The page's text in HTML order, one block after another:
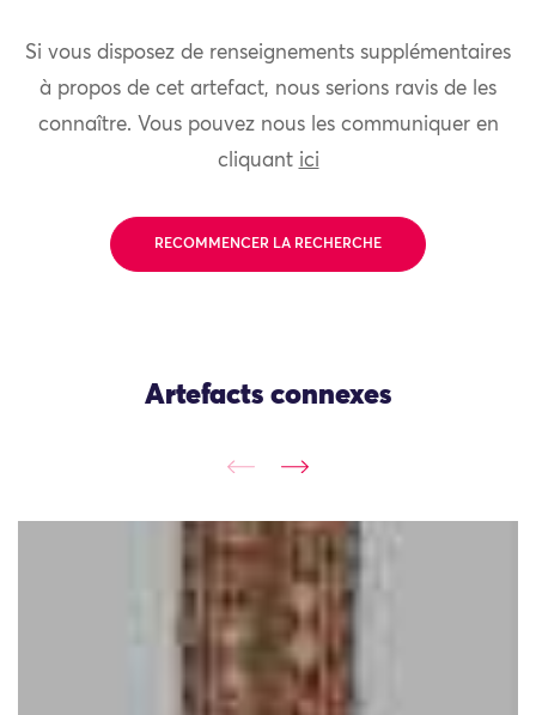
Si vous disposez de renseignements supplémentaires
à propos de cet artefact, nous serions ravis de les
connaître. Vous pouvez nous les communiquer en
cliquant ici
RECOMMENCER LA RECHERCHE
Artefacts connexes